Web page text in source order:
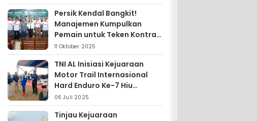
Persik Kendal Bangkit!
Manajemen Kumpulkan
Pemain untuk Teken Kontrak
Jelang Liga 4
11 Oktober 2025
TNI AL Inisiasi Kejuaraan
Motor Trail Internasional
Hard Enduro Ke-7 Hiu
Selatan
06 Juli 2025
Tinjau Kejuaraan